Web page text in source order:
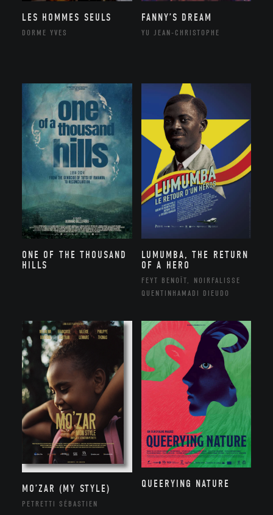
LES HOMMES SEULS
DORME YVES
FANNY’S DREAM
YU JEAN-CHRISTOPHE
ONE OF THE THOUSAND
HILLS
LUMUMBA, THE RETURN
OF A HERO
FEYT BENOÎT, NOIRFALISSE
QUENTINHAMADI DIEUDO
MO’ZAR (MY STYLE)
PETRETTI SÉBASTIEN
QUEERYING NATURE